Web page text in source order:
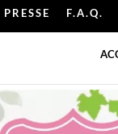
PRESSE F.A.Q.